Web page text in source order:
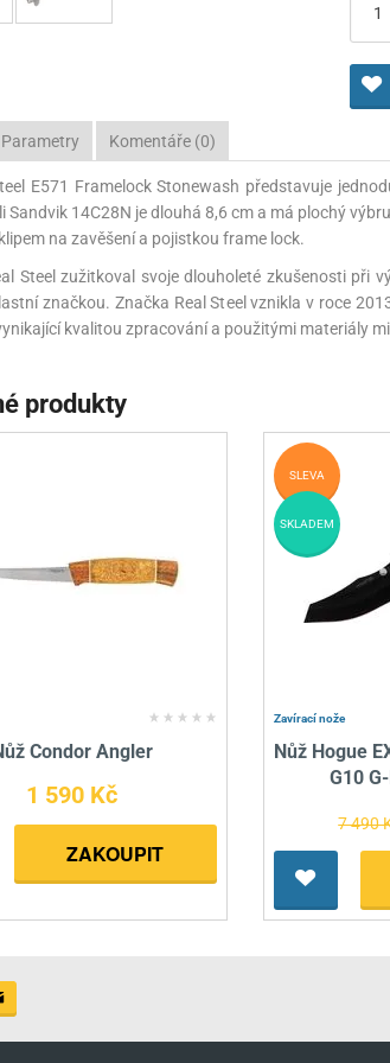
Pro lištu weaver a picatinny
Náboje na ZP Pistolové a revolverové
Malorážkové náboje
Parametry Komentáře (0)
E571 Framelock Stonewash představuje
Sandvik 14C28N je dlouhá 8,6 cm a má plochý
na zavěšení a pojistkou frame lock.
Steel zužitkoval svoje dlouholeté zkušenosti při
značkou. Značka Real Steel vznikla v roce
kvalitou zpracování a použitými materiály
produkty
Condor Angler
1 590 Kč
ZAKOUPIT
Zavírací nože
Nůž Hogue
G10
7 490
SLEVA
SKLADEM